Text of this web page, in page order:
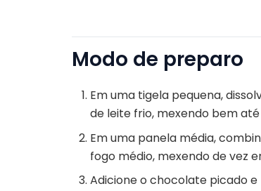
Modo de preparo
Em uma tigela pequena,
de leite frio, mexendo bem
Em uma panela média,
fogo médio, mexendo de vez
Adicione o chocolate picado